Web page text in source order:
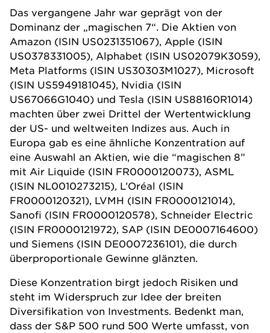
Das vergangene Jahr war geprägt von der
Dominanz der „magischen 7“. Die Aktien von
Amazon (ISIN US0231351067), Apple (ISIN
US0378331005), Alphabet (ISIN US02079K3059),
Meta Platforms (ISIN US30303M1027), Microsoft
(ISIN US5949181045), Nvidia (ISIN
US67066G1040) und Tesla (ISIN US88160R1014)
machten über zwei Drittel der Wertentwicklung
der US- und weltweiten Indizes aus. Auch in
Europa gab es eine ähnliche Konzentration auf
eine Auswahl an Aktien, wie die “magischen 8”
mit Air Liquide (ISIN FR0000120073), ASML
(ISIN NL0010273215), L’Oréal (ISIN
FR0000120321), LVMH (ISIN FR0000121014),
Sanofi (ISIN FR0000120578), Schneider Electric
(ISIN FR0000121972), SAP (ISIN DE0007164600)
und Siemens (ISIN DE0007236101), die durch
überproportionale Gewinne glänzten.
Diese Konzentration birgt jedoch Risiken und
steht im Widerspruch zur Idee der breiten
Diversifikation von Investments. Bedenkt man,
dass der S&P 500 rund 500 Werte umfasst, von